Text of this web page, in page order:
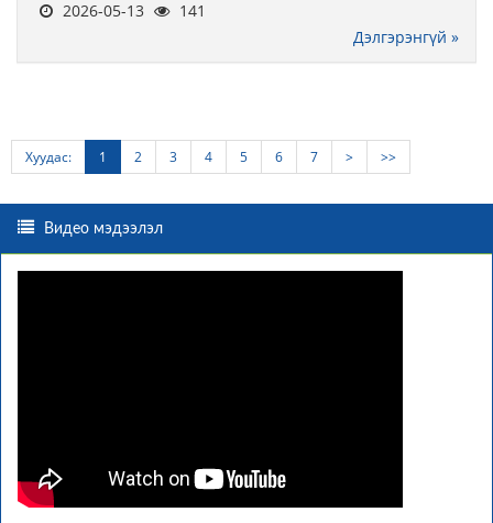
2026-05-13
141
Дэлгэрэнгүй »
Хуудас: 1 2 3 4 5 6 7 > >>
Видео мэдээлэл